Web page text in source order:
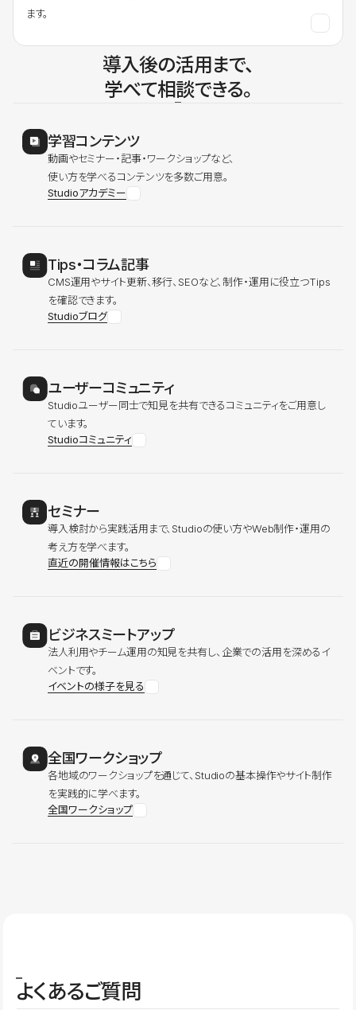
ます。
導入後の活用まで、
学べて相談できる。
学習コンテンツ
動画やセミナー・記事・ワークショップなど、
使い方を学べるコンテンツを多数ご用意。
Studioアカデミー
Tips・コラム記事
CMS運用やサイト更新、移行、SEOなど、制作・運用に役立つTips
を確認できます。
Studioブログ
ユーザーコミュニティ
Studioユーザー同士で知見を共有できるコミュニティをご用意し
ています。
Studioコミュニティ
セミナー
導入検討から実践活用まで、Studioの使い方やWeb制作・運用の
考え方を学べます。
直近の開催情報はこちら
ビジネスミートアップ
法人利用やチーム運用の知見を共有し、企業での活用を深めるイ
ベントです。
イベントの様子を見る
全国ワークショップ
各地域のワークショップを通じて、Studioの基本操作やサイト制作
を実践的に学べます。
全国ワークショップ
よくあるご質問